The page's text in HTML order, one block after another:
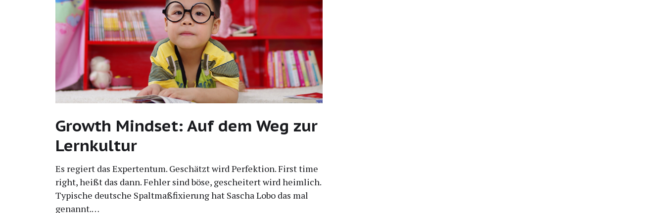
Growth Mindset: Auf dem Weg zur
Lernkultur
Es regiert das Exper­ten­tum. Geschätzt wird Per­fek­ti­on. First time
right, heißt das dann. Feh­ler sind böse, geschei­tert wird heim­lich.
Typi­sche deut­sche Spalt­maß­fi­xie­rung hat Sascha Lobo das mal
genannt.…